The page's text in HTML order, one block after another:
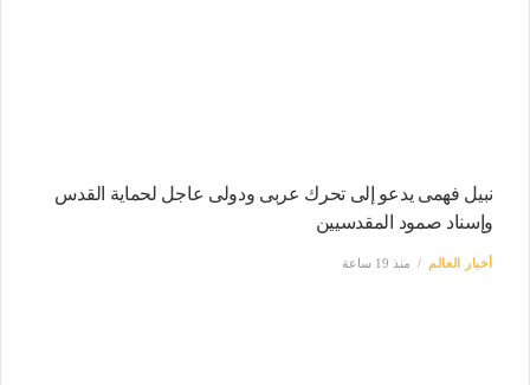
نبيل فهمى يدعو إلى تحرك عربى ودولى عاجل لحماية القدس
وإسناد صمود المقدسيين
أخبار العالم منذ 19 ساعة